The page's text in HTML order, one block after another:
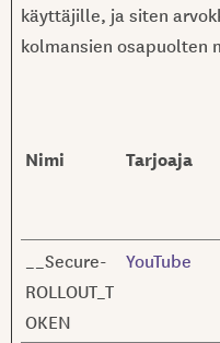
käyttäjille, ja siten
kolmansien osapuolten
Nimi Tarjoaja
__Secure-
ROLLOUT_T
OKEN
YouTube